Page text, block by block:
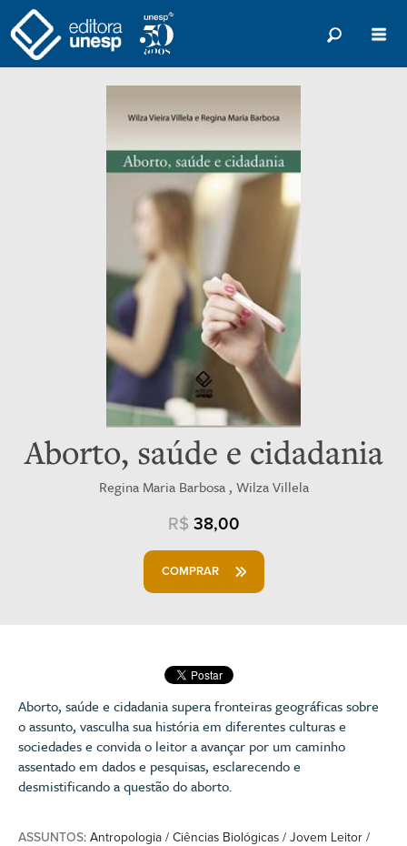
Aborto, saúde e cidadania
Regina Maria Barbosa , Wilza Villela
R$ 38,00
COMPRAR
Aborto, saúde e cidadania supera fronteiras geográficas sobre
o assunto, vasculha sua história em diferentes culturas e
sociedades e convida o leitor a avançar por um caminho
assentado em dados e pesquisas, esclarecendo e
desmistificando a questão do aborto.
ASSUNTOS: Antropologia / Ciências Biológicas / Jovem Leitor /